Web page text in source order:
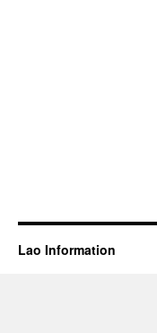
Lao Information